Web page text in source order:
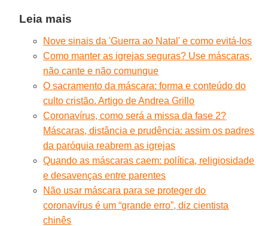
Leia mais
Nove sinais da 'Guerra ao Natal' e como evitá-los
Como manter as igrejas seguras? Use máscaras,
não cante e não comungue
O sacramento da máscara: forma e conteúdo do
culto cristão. Artigo de Andrea Grillo
Coronavírus, como será a missa da fase 2?
Máscaras, distância e prudência: assim os padres
da paróquia reabrem as igrejas
Quando as máscaras caem: política, religiosidade
e desavenças entre parentes
Não usar máscara para se proteger do
coronavírus é um “grande erro”, diz cientista
chinês